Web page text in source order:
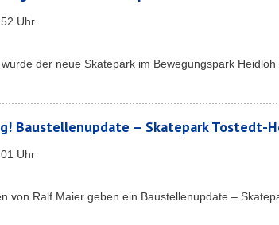
Uhr
der neue Skatepark im Bewegungspark Heidloh
Baustellenupdate – Skatepark Tostedt-
Uhr
von Ralf Maier geben ein Baustellenupdate –